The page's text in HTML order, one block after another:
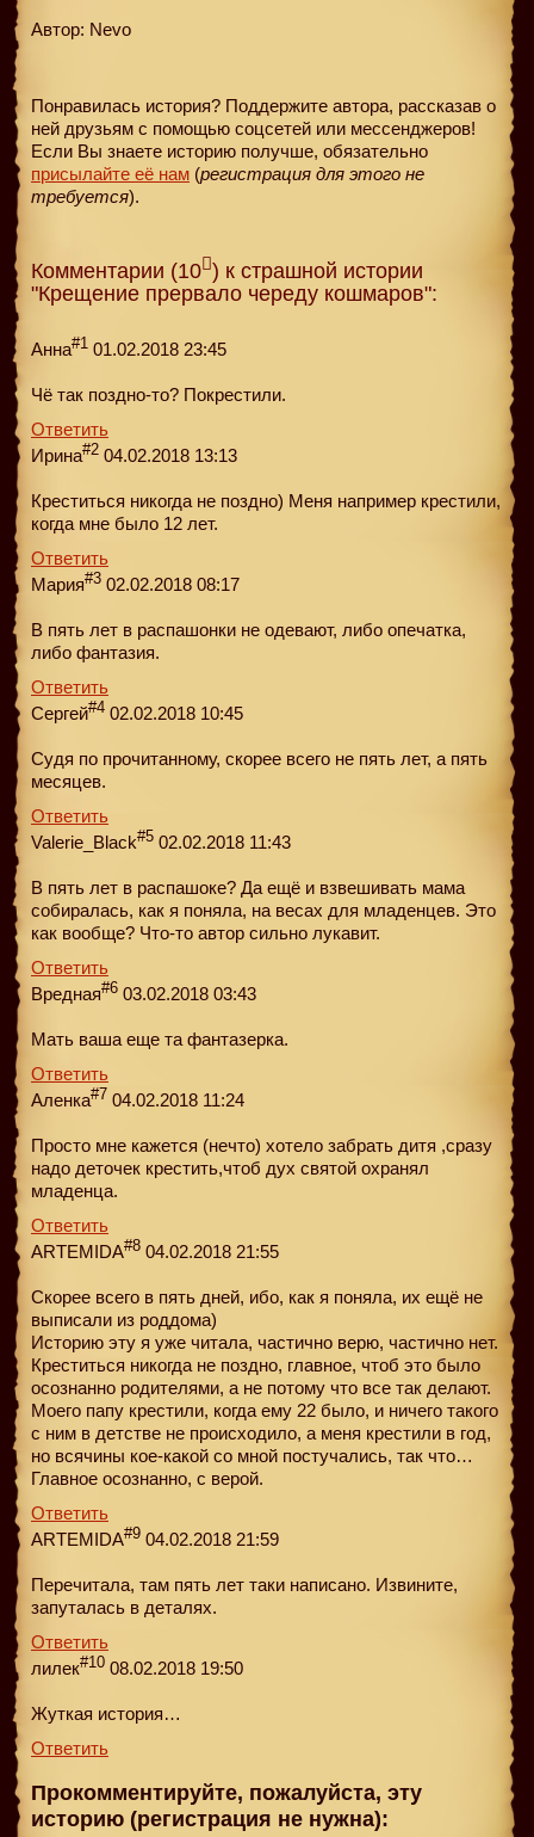
Автор: Nevo
Понравилась история? Поддержите автора, рассказав о
ней друзьям с помощью соцсетей или мессенджеров!
Если Вы знаете историю получше, обязательно
присылайте её нам (регистрация для этого не
требуется).
Комментарии (10 ) к страшной истории
"Крещение прервало череду кошмаров":
Анна#1 01.02.2018 23:45
Чё так поздно-то? Покрестили.
Ответить
Ирина#2 04.02.2018 13:13
Креститься никогда не поздно) Меня например крестили,
когда мне было 12 лет.
Ответить
Мария#3 02.02.2018 08:17
В пять лет в распашонки не одевают, либо опечатка,
либо фантазия.
Ответить
Сергей#4 02.02.2018 10:45
Судя по прочитанному, скорее всего не пять лет, а пять
месяцев.
Ответить
Valerie_Black#5 02.02.2018 11:43
В пять лет в распашоке? Да ещё и взвешивать мама
собиралась, как я поняла, на весах для младенцев. Это
как вообще? Что-то автор сильно лукавит.
Ответить
Вредная#6 03.02.2018 03:43
Мать ваша еще та фантазерка.
Ответить
Аленка#7 04.02.2018 11:24
Просто мне кажется (нечто) хотело забрать дитя ,сразу
надо деточек крестить,чтоб дух святой охранял
младенца.
Ответить
ARTEMIDA#8 04.02.2018 21:55
Скорее всего в пять дней, ибо, как я поняла, их ещё не
выписали из роддома)
Историю эту я уже читала, частично верю, частично нет.
Креститься никогда не поздно, главное, чтоб это было
осознанно родителями, а не потому что все так делают.
Моего папу крестили, когда ему 22 было, и ничего такого
с ним в детстве не происходило, а меня крестили в год,
но всячины кое-какой со мной постучались, так что…
Главное осознанно, с верой.
Ответить
ARTEMIDA#9 04.02.2018 21:59
Перечитала, там пять лет таки написано. Извините,
запуталась в деталях.
Ответить
лилек#10 08.02.2018 19:50
Жуткая история…
Ответить
Прокомментируйте, пожалуйста, эту
историю (регистрация не нужна):